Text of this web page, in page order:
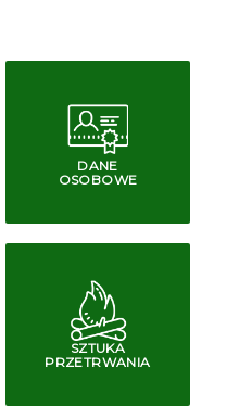
DANE
OSOBOWE
SZTUKA
PRZETRWANIA